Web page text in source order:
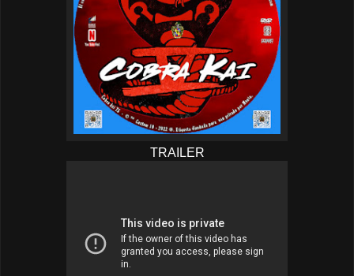
TRAILER